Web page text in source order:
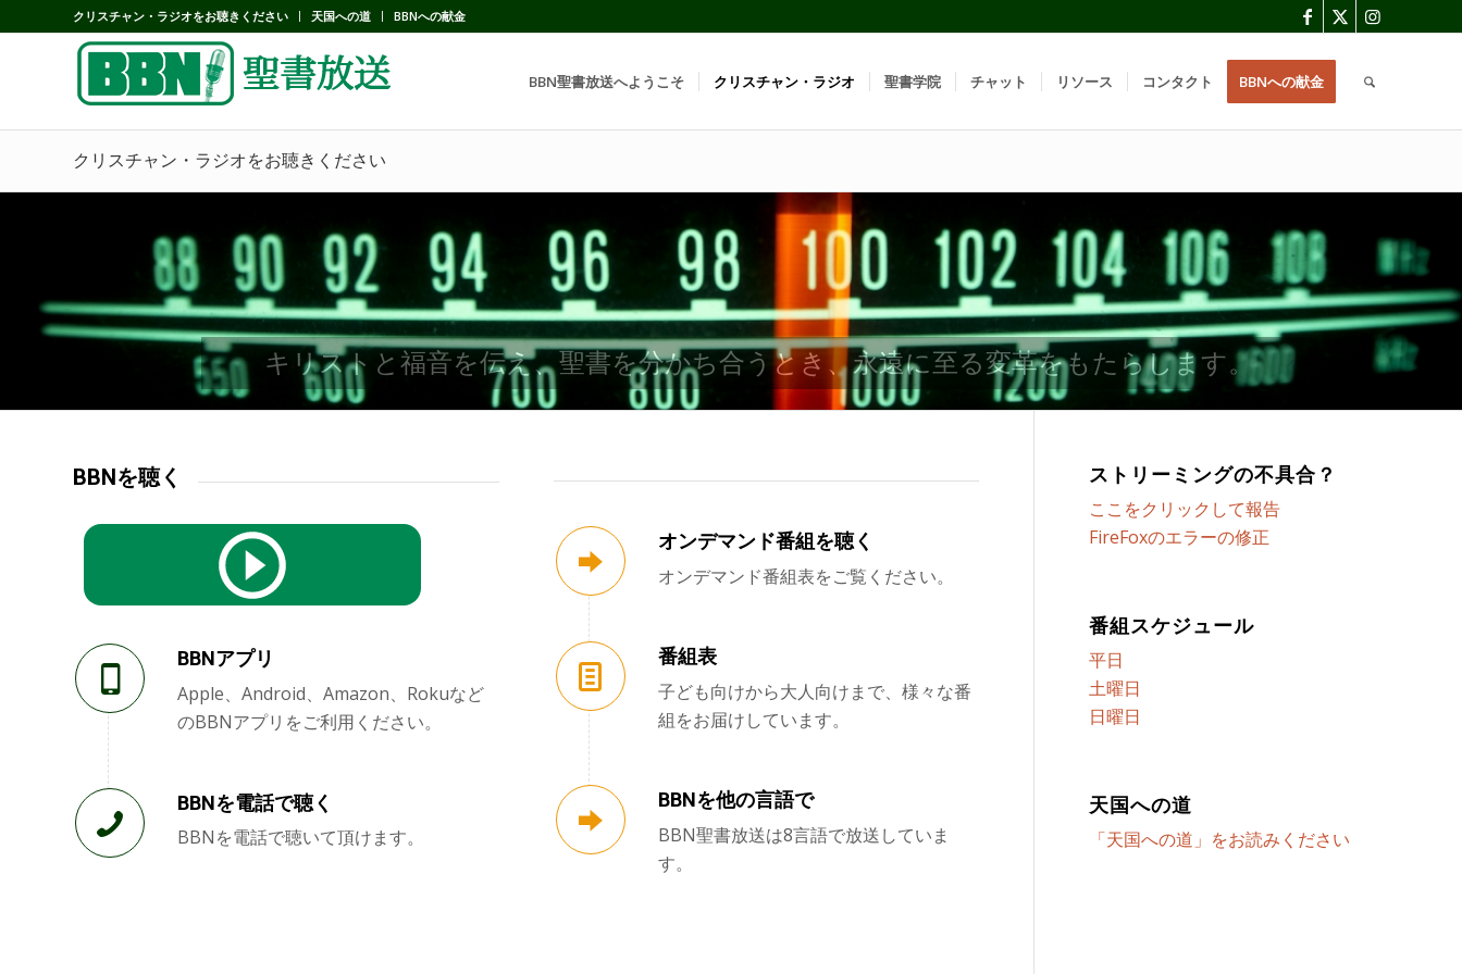
クリスチャン・ラジオをお聴きください 天国への道 BBNへの献金
BBN聖書放送へようこそ クリスチャン・ラジオ 聖書学院 チャット リソース コンタクト BBNへの献金
クリスチャン・ラジオをお聴きください
キリストと福音を伝え、聖書を分かち合うとき、永遠に至る変革をもたらします。
BBNを聴く
BBNアプリ
Apple、Android、Amazon、Rokuなど
のBBNアプリをご利用ください。
BBNを電話で聴く
BBNを電話で聴いて頂けます。
オンデマンド番組を聴く
オンデマンド番組表をご覧ください。
番組表
子ども向けから大人向けまで、様々な番
組をお届けしています。
BBNを他の言語で
BBN聖書放送は8言語で放送していま
す。
ストリーミングの不具合？
ここをクリックして報告
FireFoxのエラーの修正
番組スケジュール
平日
土曜日
日曜日
天国への道
「天国への道」をお読みください